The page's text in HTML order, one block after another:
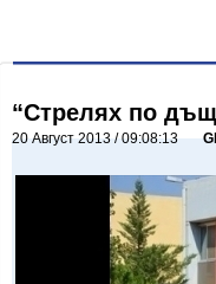
“Стрелях по
20 Август 2013 / 09:08:13